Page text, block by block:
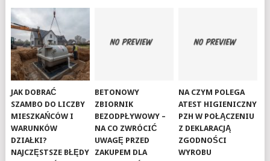
JAK DOBRAĆ
SZAMBO DO LICZBY
MIESZKAŃCÓW I
WARUNKÓW
DZIAŁKI?
NAJCZĘSTSZE BŁĘDY
BETONOWY
ZBIORNIK
BEZODPŁYWOWY –
NA CO ZWRÓCIĆ
UWAGĘ PRZED
ZAKUPEM DLA
NA CZYM POLEGA
ATEST HIGIENICZNY
PZH W POŁĄCZENIU
Z DEKLARACJĄ
ZGODNOŚCI
WYROBU